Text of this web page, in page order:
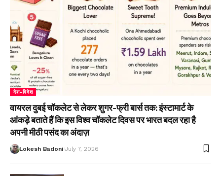
देश-विदेश
वायरल दुबई चॉकलेट से लेकर शुगर-फ्री बार्स तक: इंस्टामार्ट के
आंकड़े बताते हैं कि इस विश्व चॉकलेट दिवस पर भारत बदल रहा है
अपनी मीठी पसंद का अंदाज़
Lokesh Badoni July 7, 2026